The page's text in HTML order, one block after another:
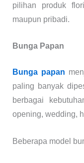
pilihan produk
maupun pribadi.
Bunga Papan
Bunga papan
paling banyak
berbagai
opening, wedding,
Beberapa model